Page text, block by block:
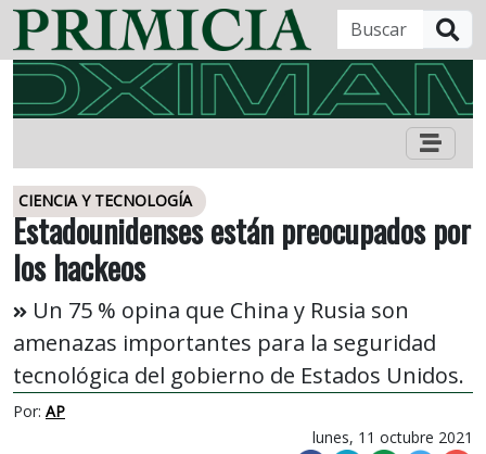
CIENCIA Y TECNOLOGÍA
Estadounidenses están preocupados por
los hackeos
Un 75 % opina que China y Rusia son
amenazas importantes para la seguridad
tecnológica del gobierno de Estados Unidos.
Por: AP
lunes, 11 octubre 2021